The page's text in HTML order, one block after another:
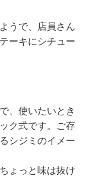
うで、店員さん
ーキにシチュー
、使いたいとき
ク式です。ご存
シジミのイメー
ょっと味は抜け